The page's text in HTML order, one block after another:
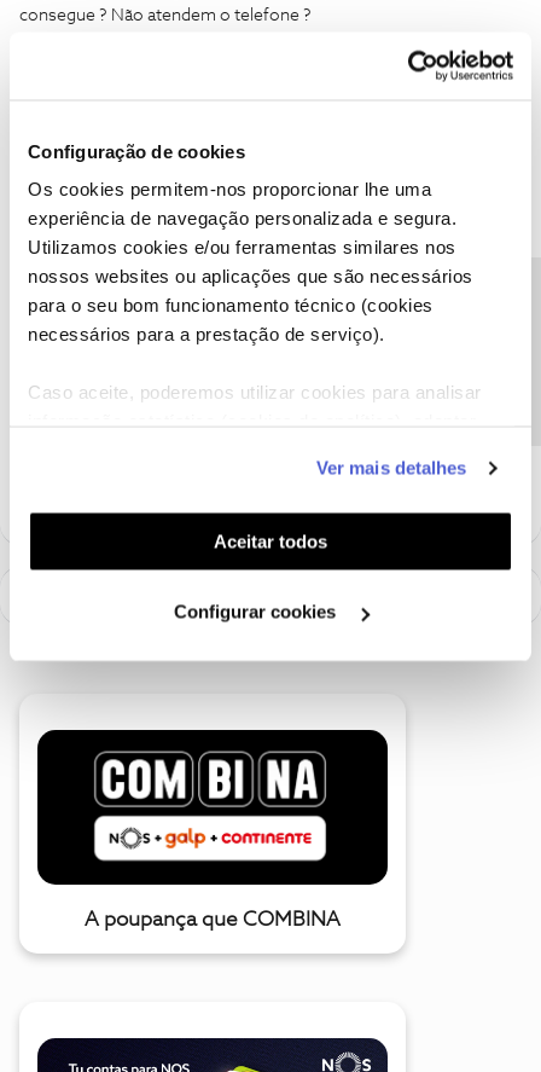
Configuração de cookies
Os cookies permitem-nos proporcionar lhe uma
experiência de navegação personalizada e segura.
Utilizamos cookies e/ou ferramentas similares nos
nossos websites ou aplicações que são necessários
para o seu bom funcionamento técnico (cookies
necessários para a prestação de serviço).
Caso aceite, poderemos utilizar cookies para analisar
funcionalidades (cookies de personalização e
funcionalidade) e adaptar anúncios aos seus interesses
(cookies de publicidade personalizada). Pode gerir a
utilização dos cookies clicando em "Configurar
Ver mais detalhes
Aceitar todos
Configurar cookies
consegue ? Não atendem o telefone ?
Olá@Paulo Nuno 2,@Guimase@Jose Rodrigues ,
@Paulo Nuno 2, pedimos desculpa pela demora na nossa
resposta.
A situação que nos reportou ainda se mantém? Ficamos aguardar
o seu feedback.
como "Melhor Resposta" e faça "Like" nos melhores comentários.
A poupança que COMBINA